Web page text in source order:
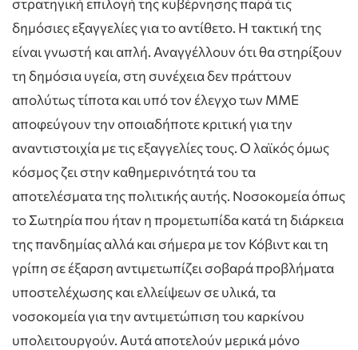
στρατηγική επιλογή της κυβέρνησης παρά τις
δημόσιες εξαγγελίες για το αντίθετο. Η τακτική της
είναι γνωστή και απλή. Αναγγέλλουν ότι θα στηρίξουν
τη δημόσια υγεία, στη συνέχεια δεν πράττουν
απολύτως τίποτα και υπό τον έλεγχο των ΜΜΕ
αποφεύγουν την οποιαδήποτε κριτική για την
αναντιστοιχία με τις εξαγγελίες τους. Ο λαϊκός όμως
κόσμος ζει στην καθημερινότητά του τα
αποτελέσματα της πολιτικής αυτής. Νοσοκομεία όπως
το Σωτηρία που ήταν η προμετωπίδα κατά τη διάρκεια
της πανδημίας αλλά και σήμερα με τον Κόβιντ και τη
γρίπη σε έξαρση αντιμετωπίζει σοβαρά προβλήματα
υποστελέχωσης και ελλείψεων σε υλικά, τα
νοσοκομεία για την αντιμετώπιση του καρκίνου
υπολειτουργούν. Αυτά αποτελούν μερικά μόνο